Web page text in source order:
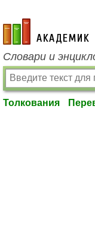
academic.ru
Словари и
Толкования